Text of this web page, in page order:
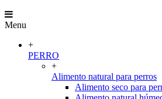
Menu
+
PERRO
+
Alimento natural para perros
Alimento seco para